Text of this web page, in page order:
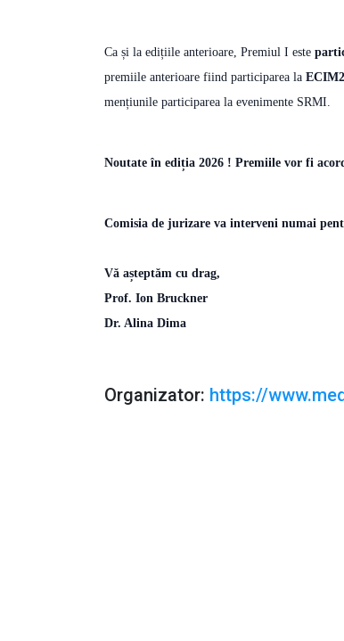
Ca și la edițiile anterioare, Premiul I este
premiile anterioare fiind participarea la
mențiunile participarea la evenimente SRMI.
Noutate în ediția 2026 ! Premiile vor fi
Comisia de jurizare va interveni numai
Vă așteptăm cu drag,
Prof. Ion Bruckner
Dr. Alina Dima
Organizator: https://